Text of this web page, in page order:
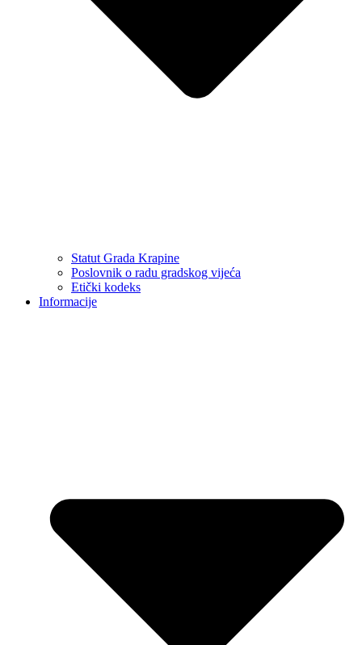
Statut Grada Krapine
Poslovnik o radu gradskog vijeća
Etički kodeks
Informacije